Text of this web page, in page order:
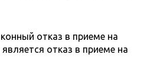
отказ в приеме на
отказ в приеме на